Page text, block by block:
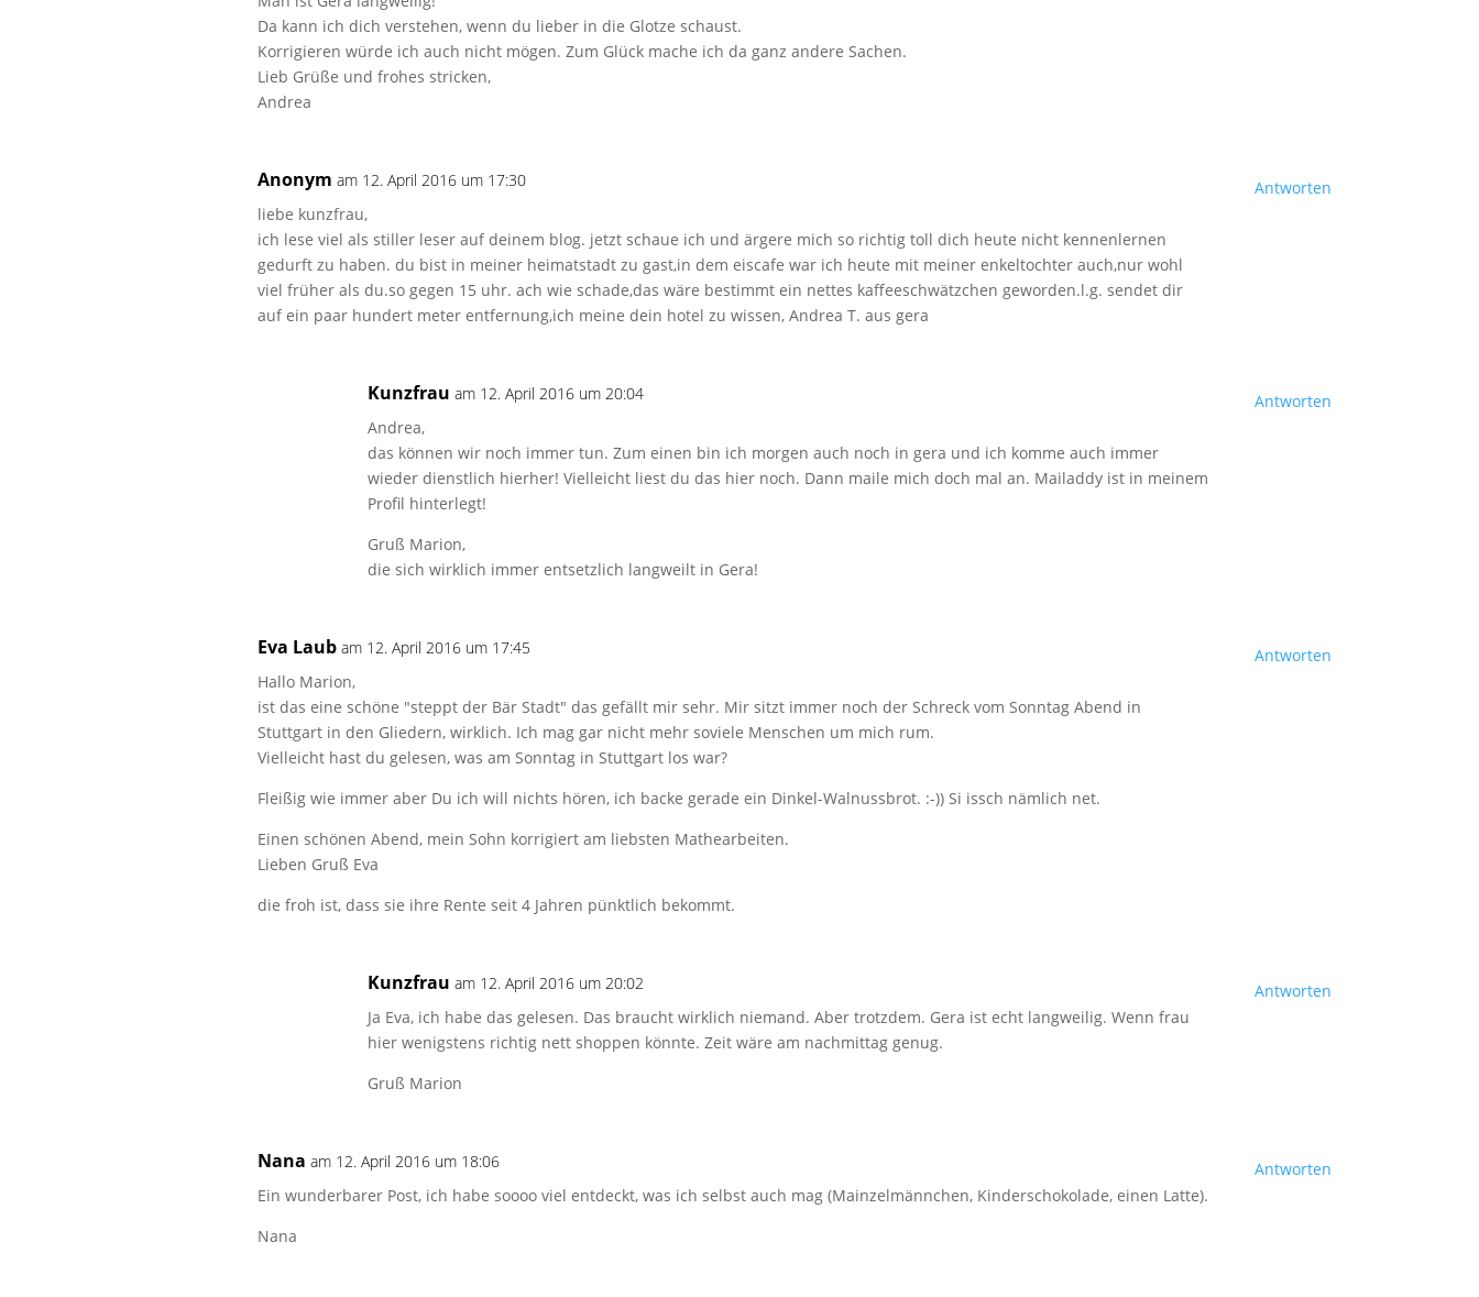
Da kann ich dich verstehen, wenn du lieber in die Glotze schaust.
Korrigieren würde ich auch nicht mögen. Zum Glück mache ich da ganz andere Sachen.
Lieb Grüße und frohes stricken,
Andrea
Anonym am 12. April 2016 um 17:30
liebe kunzfrau,
ich lese viel als stiller leser auf deinem blog. jetzt schaue ich und ärgere mich so richtig toll dich heute nicht kennenlernen
gedurft zu haben. du bist in meiner heimatstadt zu gast,in dem eiscafe war ich heute mit meiner enkeltochter auch,nur wohl
viel früher als du.so gegen 15 uhr. ach wie schade,das wäre bestimmt ein nettes kaffeeschwätzchen geworden.l.g. sendet dir
auf ein paar hundert meter entfernung,ich meine dein hotel zu wissen, Andrea T. aus gera
Antworten
Kunzfrau am 12. April 2016 um 20:04
Andrea,
das können wir noch immer tun. Zum einen bin ich morgen auch noch in gera und ich komme auch immer
wieder dienstlich hierher! Vielleicht liest du das hier noch. Dann maile mich doch mal an. Mailaddy ist in meinem
Profil hinterlegt!
Gruß Marion,
die sich wirklich immer entsetzlich langweilt in Gera!
Antworten
Eva Laub am 12. April 2016 um 17:45
Hallo Marion,
ist das eine schöne "steppt der Bär Stadt" das gefällt mir sehr. Mir sitzt immer noch der Schreck vom Sonntag Abend in
Stuttgart in den Gliedern, wirklich. Ich mag gar nicht mehr soviele Menschen um mich rum.
Vielleicht hast du gelesen, was am Sonntag in Stuttgart los war?
Fleißig wie immer aber Du ich will nichts hören, ich backe gerade ein Dinkel-Walnussbrot. :-)) Si issch nämlich net.
Einen schönen Abend, mein Sohn korrigiert am liebsten Mathearbeiten.
Lieben Gruß Eva
die froh ist, dass sie ihre Rente seit 4 Jahren pünktlich bekommt.
Antworten
Kunzfrau am 12. April 2016 um 20:02
Ja Eva, ich habe das gelesen. Das braucht wirklich niemand. Aber trotzdem. Gera ist echt langweilig. Wenn frau
hier wenigstens richtig nett shoppen könnte. Zeit wäre am nachmittag genug.
Gruß Marion
Antworten
Nana am 12. April 2016 um 18:06
Ein wunderbarer Post, ich habe soooo viel entdeckt, was ich selbst auch mag (Mainzelmännchen, Kinderschokolade, einen Latte).
Nana
Antworten